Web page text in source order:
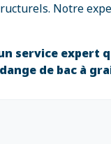
Notre
service
de bac à